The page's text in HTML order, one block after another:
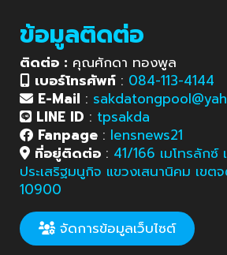
ข้อมูลติดต่อ
ติดต่อ : คุณศักดา ทองพูล
เบอร์โทรศัพท์ : 084-113-4144
E-Mail :
LINE ID : tpsakda
Fanpage : lensnews21
ที่อยู่ติดต่อ : 41/166 เมโทรลัก
ประเสริฐมนูกิจ แขวงเสนานิคม เขต
10900
จัดการข้อมูลเว็บไซต์